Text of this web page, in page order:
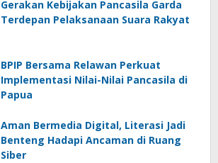
Gerakan Kebijakan Pancasila Garda
Terdepan Pelaksanaan Suara Rakyat
BPIP Bersama Relawan Perkuat
Implementasi Nilai-Nilai Pancasila di
Papua
Aman Bermedia Digital, Literasi Jadi
Benteng Hadapi Ancaman di Ruang
Siber